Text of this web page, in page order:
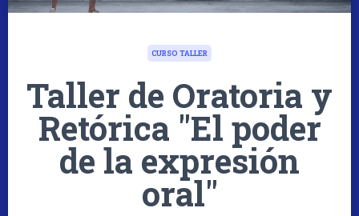
CURSO TALLER
Taller de Oratoria y
Retórica "El poder
de la expresión
oral"